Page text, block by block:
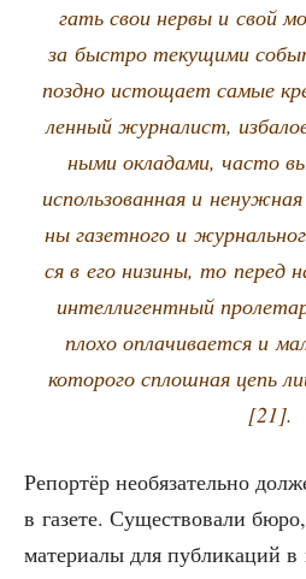
гать свои нер­вы и свой
за быст­ро теку­щи­ми
позд­но исто­ща­ет самые
лен­ный жур­на­лист,
ны­ми окла­да­ми, часто
исполь­зо­ван­ная и
ны газет­но­го и
ся в его низи­ны, то перед
интел­ли­гент­ный
пло­хо опла­чи­ва­ет­ся и
кото­ро­го сплош­ная цепь
[21].
Репор­тёр необя­за­тель­но
в газе­те. Суще­ство­ва­ли
мате­ри­а­лы для пуб­ли­ка­ций